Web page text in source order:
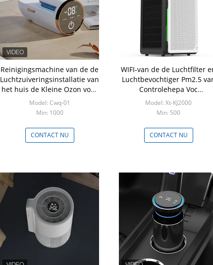
Reinigingsmachine van de de
Luchtzuiveringsinstallatie van
het huis de Kleine Ozon voor
Garderobeijskast
Model: Cwq-01
Min: 1000
CONTACT NU
WIFI-van de de Luchtfilter
Luchtbevochtiger Pm2.5
Controlehepa Voc
Verwijdering
Model: Xt-KJ2000
Min: 500
CONTACT NU